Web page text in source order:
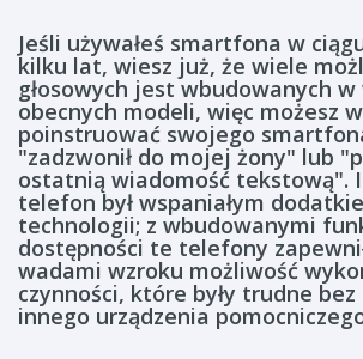
Jeśli używałeś smartfona w
kilku lat, wiesz już, że wiele
głosowych jest wbudowanych w
obecnych modeli, więc możesz
poinstruować swojego
"zadzwonił do mojej żony" lub
ostatnią wiadomość tekstową".
telefon był wspaniałym
technologii; z wbudowanymi
dostępności te telefony
wadami wzroku możliwość
czynności, które były trudne
innego urządzenia